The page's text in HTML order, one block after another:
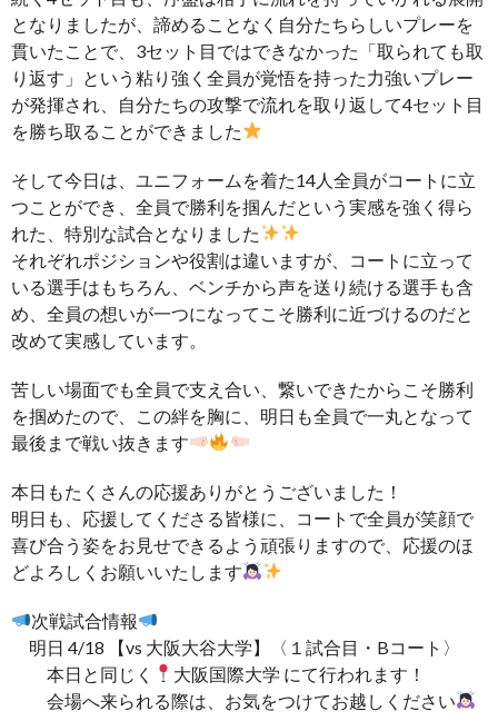
となりましたが、諦めることなく自分たちらしいプレーを
貫いたことで、3セット目ではできなかった「取られても取
り返す」という粘り強く全員が覚悟を持った力強いプレー
が発揮され、自分たちの攻撃で流れを取り返して4セット目
を勝ち取ることができました
そして今日は、ユニフォームを着た14人全員がコートに立
つことができ、全員で勝利を掴んだという実感を強く得ら
れた、特別な試合となりました
それぞれポジションや役割は違いますが、コートに立って
いる選手はもちろん、ベンチから声を送り続ける選手も含
め、全員の想いが一つになってこそ勝利に近づけるのだと
改めて実感しています。
苦しい場面でも全員で支え合い、繋いできたからこそ勝利
を掴めたので、この絆を胸に、明日も全員で一丸となって
最後まで戦い抜きます
本日もたくさんの応援ありがとうございました！
明日も、応援してくださる皆様に、コートで全員が笑顔で
喜び合う姿をお見せできるよう頑張りますので、応援のほ
どよろしくお願いいたします
次戦試合情報
明日 4/18 【vs 大阪大谷大学】〈１試合目・Bコート〉
本日と同じく
大阪国際大学 にて行われます！
会場へ来られる際は、お気をつけてお越しください